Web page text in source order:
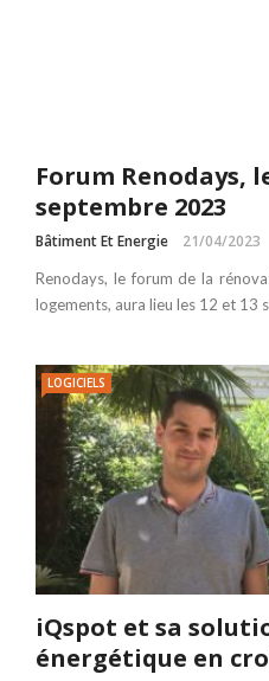
Forum Renodays,
septembre 2023
Bâtiment Et Energie 21/04/2023
Renodays, le forum de la
logements, aura lieu les 12 et 13
LOGICIELS
iQspot et sa
énergétique en